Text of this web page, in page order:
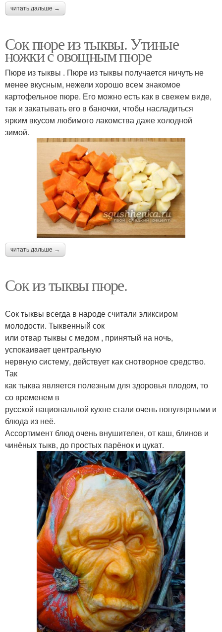
читать дальше →
Сок пюре из тыквы. Утиные
ножки с овощным пюре
Пюре из тыквы . Пюре из тыквы получается ничуть не
менее вкусным, нежели хорошо всем знакомое
картофельное пюре. Его можно есть как в свежем виде,
так и закатывать его в баночки, чтобы насладиться
ярким вкусом любимого лакомства даже холодной
зимой.
читать дальше →
Сок из тыквы пюре.
Сок тыквы всегда в народе считали эликсиром
молодости. Тыквенный сок
или отвар тыквы с медом , принятый на ночь,
успокаивает центральную
нервную систему, действует как снотворное средство.
Так
как тыква является полезным для здоровья плодом, то
со временем в
русской национальной кухне стали очень популярными и
блюда из неё.
Ассортимент блюд очень внушителен, от каш, блинов и
чинёных тыкв, до простых парёнок и цукат.